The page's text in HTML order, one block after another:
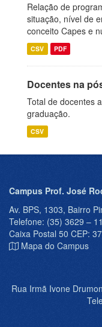
Relação de
situação, nível de
conceito Capes e
CSV PDF
Docentes na
Total de docentes
graduação.
CSV
Campus Prof. José
Av. BPS, 1303, Bairro
Telefone: (35) 3629 –
Caixa Postal 50 CEP:
Mapa do Campus
Rua Irmã Ivone